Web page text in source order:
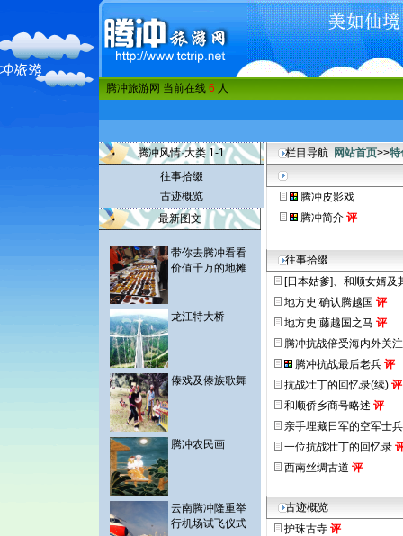
腾冲旅游网 当前在线 6 人
腾冲风情·大类 1-1
往事拾缀
古迹概览
最新图文
带你去腾冲看看
价值千万的地摊
龙江特大桥
傣戏及傣族歌舞
腾冲农民画
云南腾冲隆重举
行机场试飞仪式
栏目导航 网站首页>>特
腾冲皮影戏
腾冲简介 评
往事拾缀
[日本姑爹]、和顺女婿及
地方史:确认腾越国 评
地方史:藤越国之马 评
腾冲抗战倍受海内外关注
腾冲抗战最后老兵 评
抗战壮丁的回忆录(续) 评
和顺侨乡商号略述 评
亲手埋藏日军的空军士兵
一位抗战壮丁的回忆录
西南丝绸古道 评
古迹概览
护珠古寺 评